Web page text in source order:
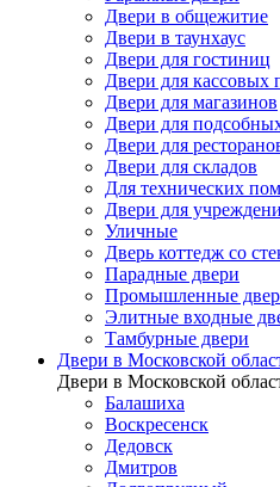
Двери в общежитие
Двери в таунхаус
Двери для гостиниц
Двери для кассовых
Двери для магазинов
Двери для
Двери для
Двери для складов
Для технических
Двери для
Уличные
Дверь коттедж со
Парадные двери
Промышленные
Элитные входные
Тамбурные двери
Двери в Московской
Двери в Московской
Балашиха
Воскресенск
Дедовск
Дмитров